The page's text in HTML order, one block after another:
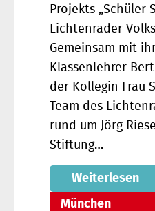
Projekts „Schüler
Lichtenrader
Gemeinsam mit
Klassenlehrer
der Kollegin Frau
Team des
rund um Jörg
Stiftung…
Weiterlesen
München